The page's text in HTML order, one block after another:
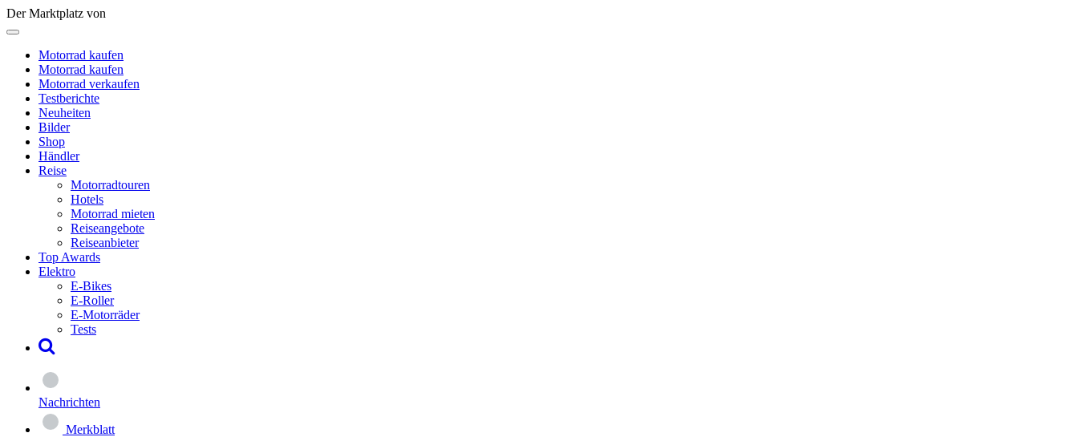
Der Marktplatz von
Motorrad kaufen
Motorrad kaufen
Motorrad verkaufen
Testberichte
Neuheiten
Bilder
Shop
Händler
Reise
Motorradtouren
Hotels
Motorrad mieten
Reiseangebote
Reiseanbieter
Top Awards
Elektro
E-Bikes
E-Roller
E-Motorräder
Tests
Nachrichten
Merkblatt